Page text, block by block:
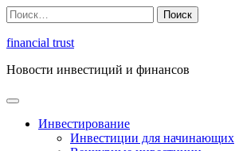
Перейти
к
содержимому
Найти:
financial trust
Новости инвестиций и финансов
Инвестирование
Инвестиции для начинающих